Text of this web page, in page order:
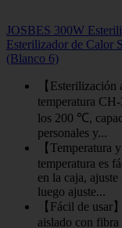
JOSBES 300W
Esterilizador de Calor
(Blanco 6)
【
temperatura
los 200 ℃,
personales y...
【Temperatura
temperatura es
en la caja,
luego ajuste...
【Fácil de usar
aislado con